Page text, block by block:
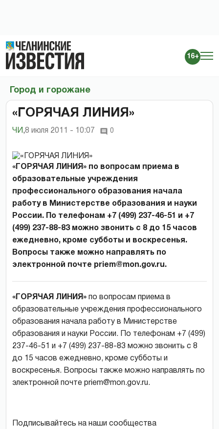
16+
Город и горожане
«ГОРЯЧАЯ ЛИНИЯ»
ЧИ ,8 июля 2011 - 10:07 0
«ГОРЯЧАЯ ЛИНИЯ» по вопросам приема в
образовательные учреждения
профессионального образования начала
работу в Министерстве образования и науки
России. По телефонам +7 (499) 237-46-51 и +7
(499) 237-88-83 можно звонить с 8 до 15 часов
ежедневно, кроме субботы и воскресенья.
Вопросы также можно направлять по
электронной почте priem@mon.gov.ru.
«ГОРЯЧАЯ ЛИНИЯ» по вопросам приема в
образовательные учреждения профессионального
образования начала работу в Министерстве
образования и науки России. По телефонам +7 (499)
237-46-51 и +7 (499) 237-88-83 можно звонить с 8
до 15 часов ежедневно, кроме субботы и
воскресенья. Вопросы также можно направлять по
электронной почте priem@mon.gov.ru.
Подписывайтесь на наши сообщества